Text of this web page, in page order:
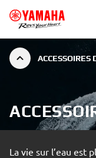
ACCESSOIRES
La vie sur l’eau est